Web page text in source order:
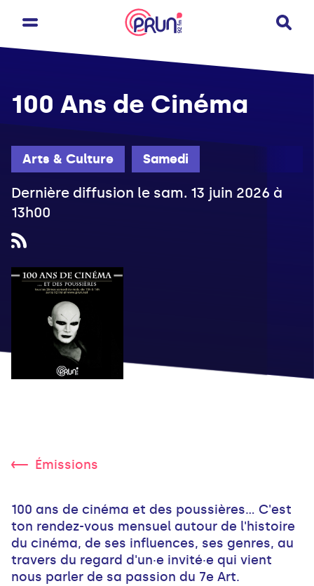
Arts & Culture Samedi
100 Ans de Cinéma
Dernière diffusion le sam. 13 juin 2026 à
13h00
Émissions
100 ans de cinéma et des poussières... C'est
ton rendez-vous mensuel autour de l'histoire
du cinéma, de ses influences, ses genres, au
travers du regard d'un·e invité·e qui vient
nous parler de sa passion du 7e Art.